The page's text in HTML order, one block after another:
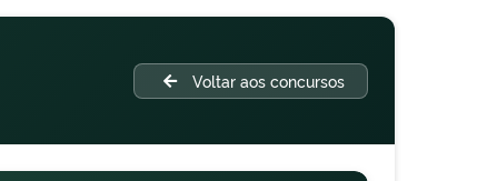
Voltar aos concursos